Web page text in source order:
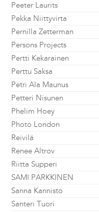
Peeter Laurits
Pekka Niittyvirta
Pernilla Zetterman
Persons Projects
Pertti Kekarainen
Perttu Saksa
Petri Ala Maunus
Petteri Nisunen
Phelim Hoey
Photo London
Reivilä
Renee Altrov
Riitta Supperi
SAMI PARKKINEN
Sanna Kannisto
Santeri Tuori